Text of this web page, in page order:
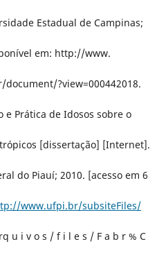
Estadual de Campinas;
em: http://www.
?view=000442018.
e Prática de Idosos sobre o
[dissertação] [Internet].
do Piauí; 2010. [acesso em 6
www.ufpi.br/subsiteFiles/
u i v o s / f i l e s / F a b r % C